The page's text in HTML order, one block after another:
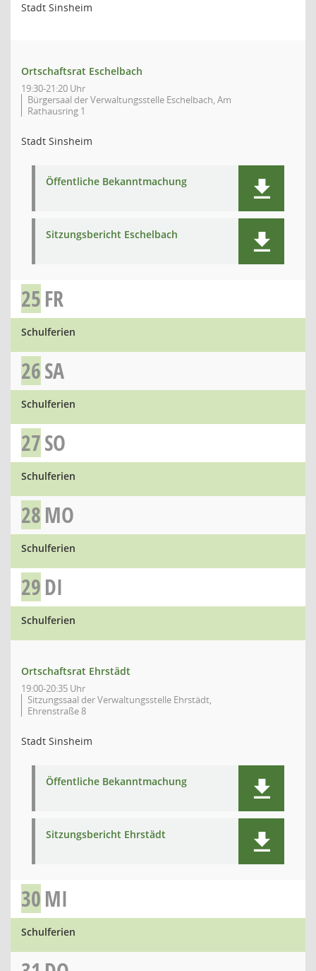
Stadt Sinsheim
Ortschaftsrat Eschelbach
19:30-21:20 Uhr
Bürgersaal der Verwaltungsstelle Eschelbach, Am
Rathausring 1
Stadt Sinsheim
Öffentliche Bekanntmachung
Sitzungsbericht Eschelbach
25FR
Schulferien
26SA
Schulferien
27SO
Schulferien
28MO
Schulferien
29DI
Schulferien
Ortschaftsrat Ehrstädt
19:00-20:35 Uhr
Sitzungssaal der Verwaltungsstelle Ehrstädt,
Ehrenstraße 8
Stadt Sinsheim
Öffentliche Bekanntmachung
Sitzungsbericht Ehrstädt
30MI
Schulferien